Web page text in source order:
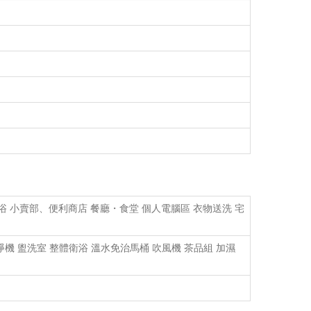
小賣部、便利商店 餐廳・食堂 個人電腦區 衣物送洗 宅
盥洗室 整體衛浴 溫水免治馬桶 吹風機 茶品組 加濕